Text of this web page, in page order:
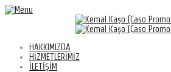
HAKKIMIZDA
HİZMETLERİMİZ
İLETİŞİM